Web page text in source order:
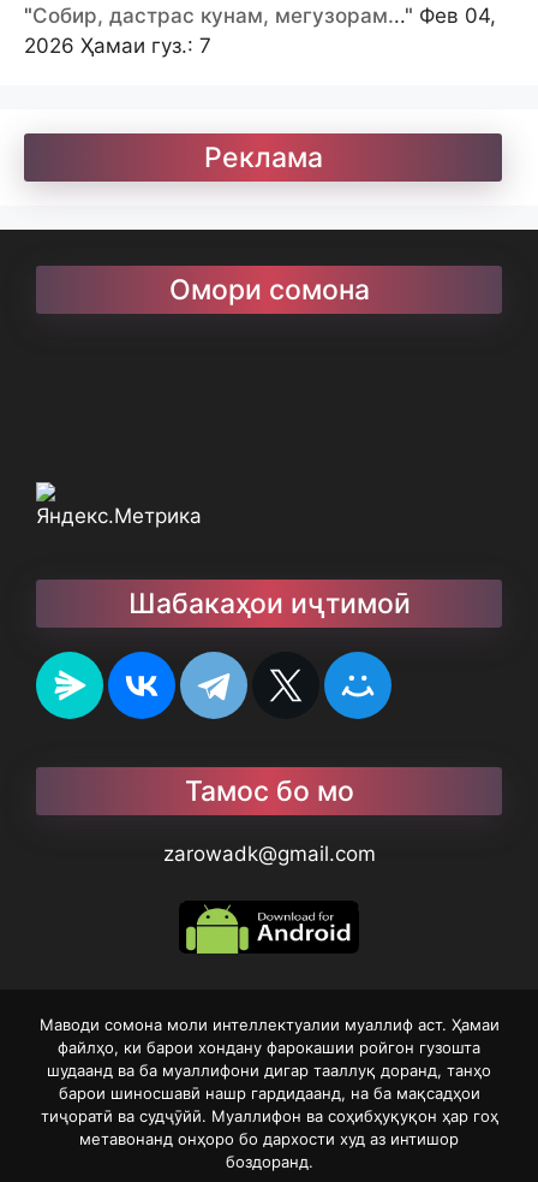
"Собир, дастрас кунам, мегузорам..." Фев 04,
2026 Ҳамаи гуз.: 7
Реклама
Омори сомона
Шабакаҳои иҷтимоӣ
Тамос бо мо
zarowadk@gmail.com
Маводи сомона моли интеллектуалии муаллиф аст. Ҳамаи
файлҳо, ки барои хондану фарокашии ройгон гузошта
шудаанд ва ба муаллифони дигар тааллуқ доранд, танҳо
барои шиносшавӣ нашр гардидаанд, на ба мақсадҳои
тиҷоратӣ ва судҷӯйӣ. Муаллифон ва соҳибҳуқуқон ҳар гоҳ
метавонанд онҳоро бо дархости худ аз интишор
боздоранд.